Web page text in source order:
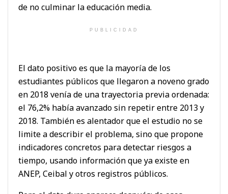
de no culminar la educación media.
PUBLICIDAD
El dato positivo es que la mayoría de los
estudiantes públicos que llegaron a noveno grado
en 2018 venía de una trayectoria previa ordenada:
el 76,2% había avanzado sin repetir entre 2013 y
2018. También es alentador que el estudio no se
limite a describir el problema, sino que propone
indicadores concretos para detectar riesgos a
tiempo, usando información que ya existe en
ANEP, Ceibal y otros registros públicos.